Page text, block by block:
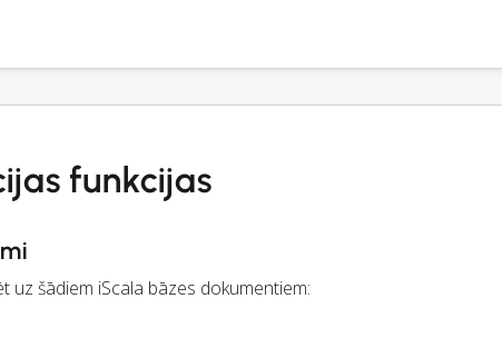
funkcijas
šādiem iScala bāzes dokumentiem: